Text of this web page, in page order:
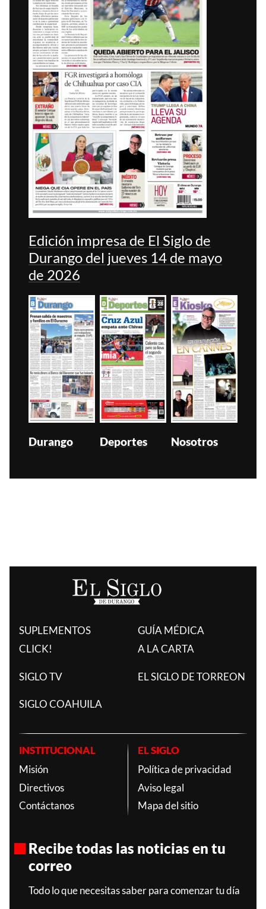
Edición impresa de El Siglo de
Durango del jueves 14 de mayo
de 2026
Durango Deportes Nosotros
SUPLEMENTOS
CLICK!
GUÍA MÉDICA
A LA CARTA
SIGLO TV EL SIGLO DE TORREON
SIGLO COAHUILA
INSTITUCIONAL
Misión
Directivos
Contáctanos
EL SIGLO
Política de privacidad
Aviso legal
Mapa del sitio
Recibe todas las noticias en tu
correo
Todo lo que necesitas saber para comenzar tu día